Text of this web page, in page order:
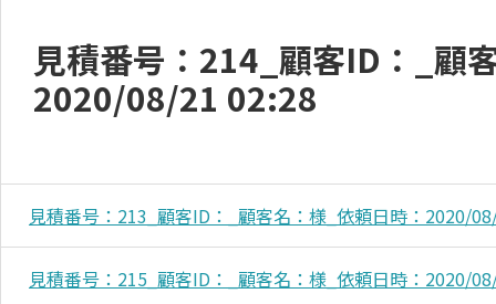
見積番号：214_顧客ID：_顧
2020/08/21 02:28
見積番号：213_顧客ID：_顧客名：様_依頼日時：2020/
見積番号：215_顧客ID：_顧客名：様_依頼日時：2020/